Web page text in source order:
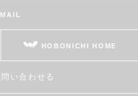
MAIL
HOBONICHI HOME
い合わせる